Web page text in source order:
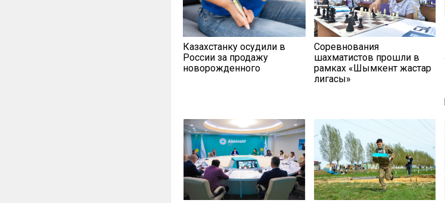
Казахстанку осудили в
России за продажу
новорожденного
Соревнования
шахматистов прошли в
рамках «Шымкент жастар
лигасы»